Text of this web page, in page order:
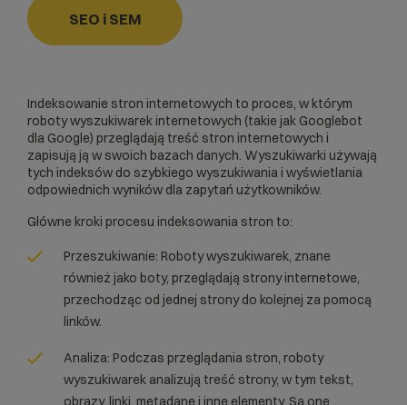
SEO i SEM
Indeksowanie stron internetowych to proces, w którym
roboty wyszukiwarek internetowych (takie jak Googlebot
dla Google) przeglądają treść stron internetowych i
zapisują ją w swoich bazach danych. Wyszukiwarki używają
tych indeksów do szybkiego wyszukiwania i wyświetlania
odpowiednich wyników dla zapytań użytkowników.
Główne kroki procesu indeksowania stron to:
Przeszukiwanie: Roboty wyszukiwarek, znane
również jako boty, przeglądają strony internetowe,
przechodząc od jednej strony do kolejnej za pomocą
linków.
Analiza: Podczas przeglądania stron, roboty
wyszukiwarek analizują treść strony, w tym tekst,
obrazy, linki, metadane i inne elementy. Są one